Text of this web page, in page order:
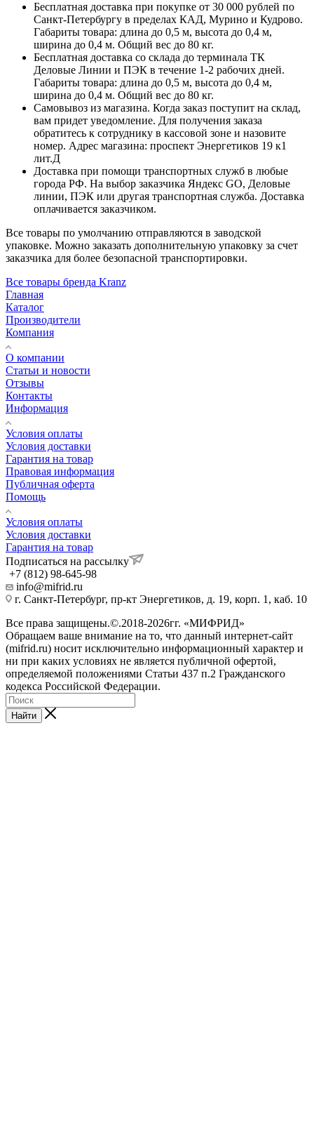
Бесплатная доставка при покупке от 30 000 рублей по
Санкт-Петербургу в пределах КАД, Мурино и Кудрово.
Габариты товара: длина до 0,5 м, высота до 0,4 м,
ширина до 0,4 м. Общий вес до 80 кг.
Бесплатная доставка со склада до терминала ТК
Деловые Линии и ПЭК в течение 1-2 рабочих дней.
Габариты товара: длина до 0,5 м, высота до 0,4 м,
ширина до 0,4 м. Общий вес до 80 кг.
Самовывоз из магазина. Когда заказ поступит на склад,
вам придет уведомление. Для получения заказа
обратитесь к сотруднику в кассовой зоне и назовите
номер. Адрес магазина: проспект Энергетиков 19 к1
лит.Д
Доставка при помощи транспортных служб в любые
города РФ. На выбор заказчика Яндекс GO, Деловые
линии, ПЭК или другая транспортная служба. Доставка
оплачивается заказчиком.
Все товары по умолчанию отправляются в заводской
упаковке. Можно заказать дополнительную упаковку за счет
заказчика для более безопасной транспортировки.
Все товары бренда Kranz
Главная
Каталог
Производители
Компания
О компании
Статьи и новости
Отзывы
Контакты
Информация
Условия оплаты
Условия доставки
Гарантия на товар
Правовая информация
Публичная оферта
Помощь
Условия оплаты
Условия доставки
Гарантия на товар
Подписаться на рассылку
+7 (812) 98-645-98
info@mifrid.ru
г. Санкт-Петербург, пр-кт Энергетиков, д. 19, корп. 1, каб. 10
Все права защищены.©.2018-2026гг. «МИФРИД»
Обращаем ваше внимание на то, что данный интернет-сайт
(mifrid.ru) носит исключительно информационный характер и
ни при каких условиях не является публичной офертой,
определяемой положениями Статьи 437 п.2 Гражданского
кодекса Российской Федерации.
Найти